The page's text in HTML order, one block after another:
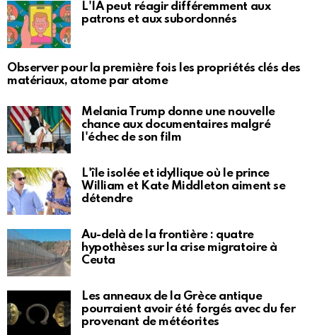
L'IA peut réagir différemment aux
patrons et aux subordonnés
Observer pour la première fois les propriétés clés des
matériaux, atome par atome
Melania Trump donne une nouvelle
chance aux documentaires malgré
l'échec de son film
L'île isolée et idyllique où le prince
William et Kate Middleton aiment se
détendre
Au-delà de la frontière : quatre
hypothèses sur la crise migratoire à
Ceuta
Les anneaux de la Grèce antique
pourraient avoir été forgés avec du fer
provenant de météorites